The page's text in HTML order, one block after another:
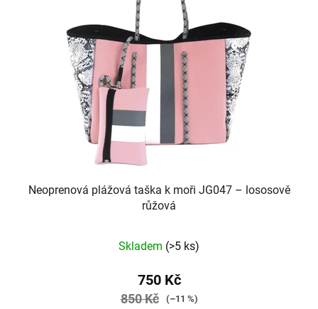
Neoprenová plážová taška k moři JG047 – lososově
růžová
Skladem (>5 ks)
750 Kč
850 Kč (–11 %)